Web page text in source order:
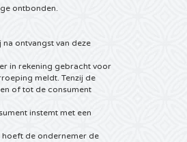
ontbonden.
ontvangst van deze
in rekening gebracht voor
meldt. Tenzij de
of tot de consument
instemt met een
de ondernemer de